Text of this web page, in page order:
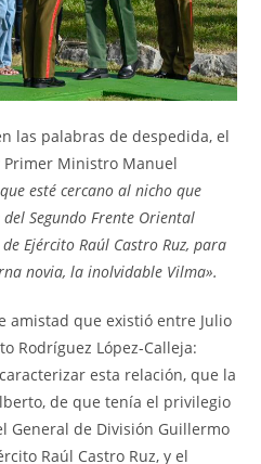
las palabras de despedida, el
Ministro Manuel
esté cercano al nicho que
Segundo Frente Oriental
Ejército Raúl Castro Ruz, para
novia, la inolvidable Vilma».
amistad que existió entre Julio
Rodríguez López-Calleja:
esta relación, que la
de que tenía el privilegio
General de División Guillermo
Raúl Castro Ruz, y el